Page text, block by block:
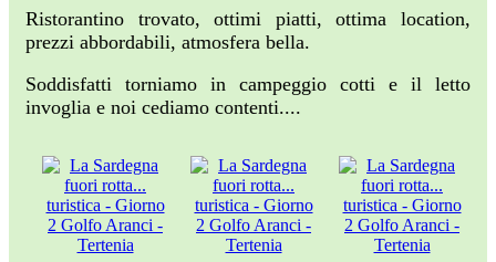
Ristorantino trovato, ottimi piatti, ottima location,
prezzi abbordabili, atmosfera bella.
Soddisfatti torniamo in campeggio cotti e il letto
invoglia e noi cediamo contenti....